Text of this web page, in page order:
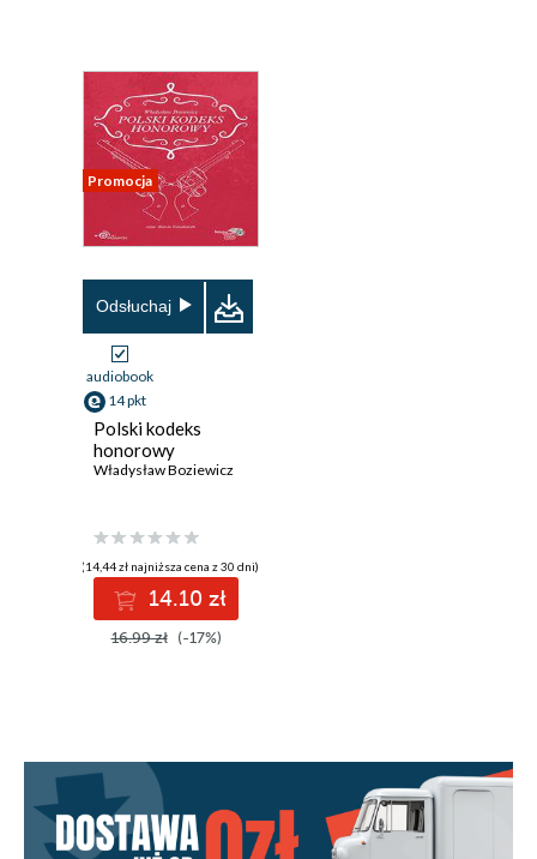
Promocja
Odsłuchaj
audiobook
14 pkt
Polski kodeks
honorowy
Władysław Boziewicz
(14,44 zł najniższa cena z 30 dni)
14.10 zł
16.99 zł (-17%)